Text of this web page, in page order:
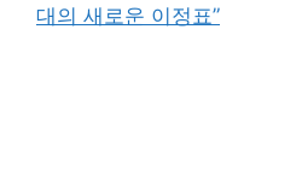
대의 새로운 이정표”